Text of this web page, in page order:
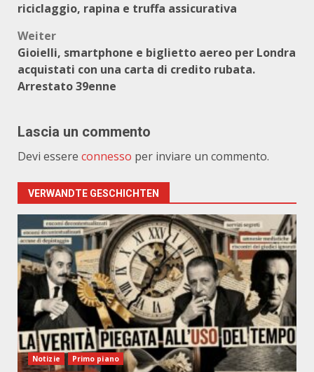
riciclaggio, rapina e truffa assicurativa
Weiter
Gioielli, smartphone e biglietto aereo per Londra
acquistati con una carta di credito rubata.
Arrestato 39enne
Lascia un commento
Devi essere connesso per inviare un commento.
VERWANDTE GESCHICHTEN
Notizie Primo piano